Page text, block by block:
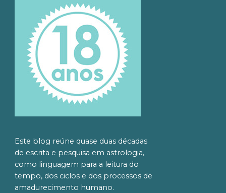
Este blog reúne quase duas décadas
de escrita e pesquisa em astrologia,
como linguagem para a leitura do
tempo, dos ciclos e dos processos de
amadurecimento humano.